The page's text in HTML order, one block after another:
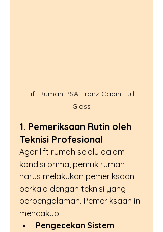
Lift Rumah PSA Franz Cabin Full
Glass
1. Pemeriksaan Rutin oleh
Teknisi Profesional
Agar lift rumah selalu dalam
kondisi prima, pemilik rumah
harus melakukan pemeriksaan
berkala dengan teknisi yang
berpengalaman. Pemeriksaan ini
mencakup:
Pengecekan Sistem